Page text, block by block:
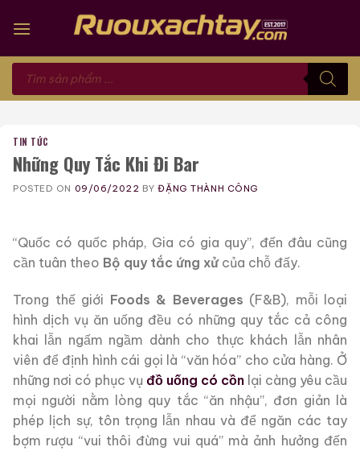
Tìm
kiếm
phẩm
TIN TỨC
Những Quy Tắc Khi Đi Bar
POSTED ON 09/06/2022 BYĐẶNG THÀNH CÔNG
“Quốc có quốc pháp, Gia có gia quy”, đến đâu cũng
cần tuân theo Bộ quy tắc ứng xửcủa chỗ đấy.
Trong thế giới Foods & Beverages (F&B), mỗi loại
hình dịch vụ ăn uống đều có những quy tắc cả công
khai lẫn ngấm ngầm dành cho thực khách lẫn nhân
viên để định hình cái gọi là “văn hóa” cho cửa hàng. Ở
những nơi có phục vụ đồ uống có cồn lại càng yêu cầu
mọi người nằm lòng quy tắc “ăn nhậu”, đơn giản là
phép lịch sự, tôn trọng lẫn nhau và để ngăn các tay
bợm rượu “vui thôi đừng vui quá” mà ảnh hưởng đến